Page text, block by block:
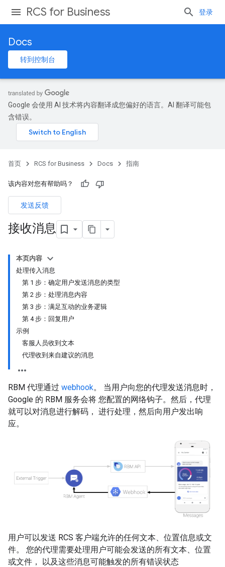
RCS for Business 登录
Docs
转到控制台
Google 会使用 AI 技术将内容翻译成您偏好的语言。AI 翻译可能包
含错误。
首页 RCS for Business Docs 指南
该内容对您有帮助吗？
发送反馈
接收消息
本页内容
处理传入消息
第 1 步：确定用户发送消息的类型
第 2 步：处理消息内容
第 3 步：满足互动的业务逻辑
第 4 步：回复用户
示例
客服人员收到文本
代理收到来自建议的消息
RBM 代理通过 webhook。 当用户向您的代理发送消息时，
Google 的 RBM 服务会将 您配置的网络钩子。然后，代理
就可以对消息进行解码， 进行处理，然后向用户发出响
应。
用户可以发送 RCS 客户端允许的任何文本、位置信息或文
件。 您的代理需要处理用户可能会发送的所有文本、位置
或文件， 以及这些消息可能触发的所有错误状态